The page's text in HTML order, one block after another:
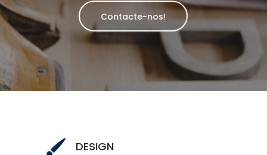
Contacte-nos!
DESIGN